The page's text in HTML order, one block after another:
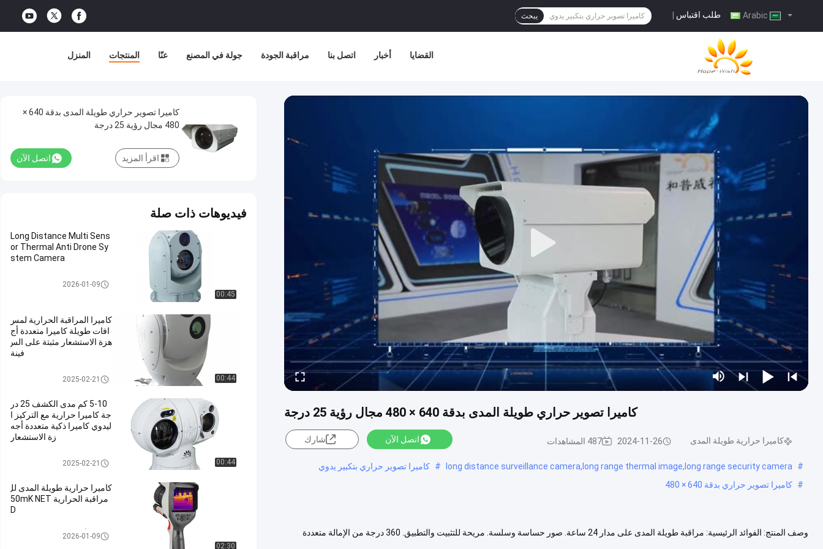
طلب اقتباس يبحث
المنزل المنتجات عنّا جولة في المصنع مراقبة الجودة اتصل بنا أخبار القضايا
كاميرا تصوير حراري طويلة المدى بدقة 640 × 480 مجال رؤية 25 درجة
كاميرا حرارية طويلة المدى 2024-11-26 487 المشاهدات اتصل الآن شارك
#
long distance surveillance camera,long range thermal image,long range security camera
# كاميرا تصوير حراري بتكبير يدوي
# كاميرا تصوير حراري بدقة 640 × 480
وصف المنتج: الفوائد الرئيسية: مراقبة طويلة المدى على مدار 24 ساعة. صور حساسة وسلسة. مريحة للتثبيت والتطبيق. 360 درجة من الإمالة متعددة
كاميرا تصوير حراري طويلة المدى بدقة 640 ×
480 مجال رؤية 25 درجة
اتصل الآن اقرأ المزيد
فيديوهات ذات صلة
00:45
Long Distance Multi Sens
or Thermal Anti Drone Sy
stem Camera
نظام مضاد للطائرات بدون طيار
2026-01-09
00:44
كاميرا المراقبة الحرارية لمس
افات طويلة كاميرا متعددة أج
هزة الاستشعار مثبتة على الس
فينة
كاميرا حرارية طويلة المدى
2025-02-21
00:44
5-10 كم مدى الكشف 25 در
جة كاميرا حرارية مع التركيز ا
ليدوي كاميرا ذكية متعددة أجه
زة الاستشعار
كاميرا حرارية طويلة المدى
2025-02-21
02:30
كاميرا حرارية طويلة المدى لل
مراقبة الحرارية 50mK NET
D
كاميرا الأشعة تحت الحمراء المحم
2026-01-09